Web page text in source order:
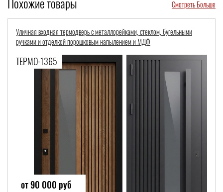
Смотреть Больше
Непромерзающая стальная дверь с терморазрывом и МДФ «вишня» для
дома
ТЕРМО-455
от 58 700 руб